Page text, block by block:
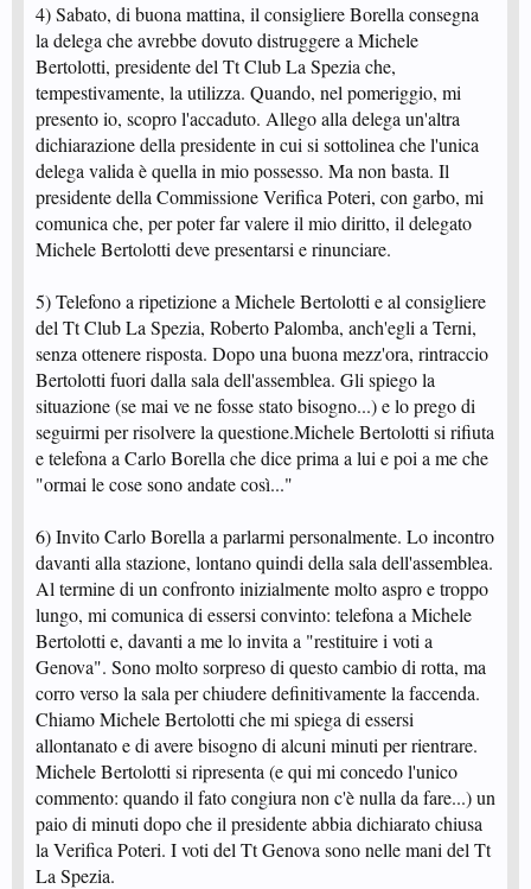
4) Sabato, di buona mattina, il consigliere Borella consegna
la delega che avrebbe dovuto distruggere a Michele
Bertolotti, presidente del Tt Club La Spezia che,
tempestivamente, la utilizza. Quando, nel pomeriggio, mi
presento io, scopro l'accaduto. Allego alla delega un'altra
dichiarazione della presidente in cui si sottolinea che l'unica
delega valida è quella in mio possesso. Ma non basta. Il
presidente della Commissione Verifica Poteri, con garbo, mi
comunica che, per poter far valere il mio diritto, il delegato
Michele Bertolotti deve presentarsi e rinunciare.
5) Telefono a ripetizione a Michele Bertolotti e al consigliere
del Tt Club La Spezia, Roberto Palomba, anch'egli a Terni,
senza ottenere risposta. Dopo una buona mezz'ora, rintraccio
Bertolotti fuori dalla sala dell'assemblea. Gli spiego la
situazione (se mai ve ne fosse stato bisogno...) e lo prego di
seguirmi per risolvere la questione.Michele Bertolotti si rifiuta
e telefona a Carlo Borella che dice prima a lui e poi a me che
"ormai le cose sono andate così..."
6) Invito Carlo Borella a parlarmi personalmente. Lo incontro
davanti alla stazione, lontano quindi della sala dell'assemblea.
Al termine di un confronto inizialmente molto aspro e troppo
lungo, mi comunica di essersi convinto: telefona a Michele
Bertolotti e, davanti a me lo invita a "restituire i voti a
Genova". Sono molto sorpreso di questo cambio di rotta, ma
corro verso la sala per chiudere definitivamente la faccenda.
Chiamo Michele Bertolotti che mi spiega di essersi
allontanato e di avere bisogno di alcuni minuti per rientrare.
Michele Bertolotti si ripresenta (e qui mi concedo l'unico
commento: quando il fato congiura non c'è nulla da fare...) un
paio di minuti dopo che il presidente abbia dichiarato chiusa
la Verifica Poteri. I voti del Tt Genova sono nelle mani del Tt
La Spezia.